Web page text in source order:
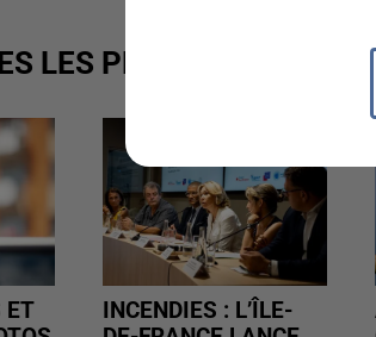
LES PLUS VUS
ET
INCENDIES : L’ÎLE-